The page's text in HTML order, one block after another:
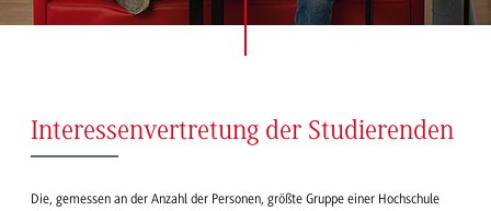
Interessenvertretung der Studierenden
Die, gemessen an der Anzahl der Personen, größte Gruppe einer Hochschule